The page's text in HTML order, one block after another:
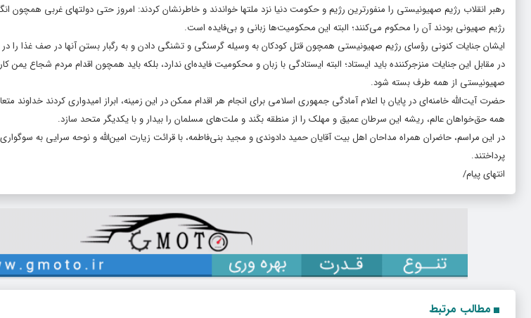
رهبر انقلاب رژیم صهیونیستی را منفورترین رژیم و حکومت دنیا نزد ملتها خواندند و خاطرنشان کردند: امروز حتی دولتهای غربی همچون
رژیم صهیونی بودند آن را محکوم می‌کنند؛ البته این محکومیت‌ها زبانی و بی‌فایده است.
ایشان جنایات کنونی رؤسای رژیم صهیونیستی همچون قتل کودکان به وسیله گرسنگی و تشنگی دادن و به رگبار بستن آنها در صف غذا را در
در مقابل این جنایات منزجرکننده باید ایستاد؛ البته ایستادگی با زبان و محکومیت فایده‌ای ندارد، بلکه باید همچون اقدام مردم شجاع یمن
صهیونیستی از همه طرف بسته شود.
حضرت آیت‌الله خامنه‌ای در پایان با اعلام آمادگی جمهوری اسلامی برای انجام هر اقدام ممکن در این زمینه، ابراز امیدواری کردند خداوند
همه حق‌خواهان عالم، ریشه این سرطان عمیق و مهلک را از منطقه بکَند و ملت‌های مسلمان را بیدار و با یکدیگر متحد سازد.
در این مراسم، حاضران همراه مداحان اهل بیت آقایان حمید دادوندی و مجید بنی‌فاطمه، با قرائت زیارت امین‌الله و نوحه سرایی به
پرداختند.
انتهای پیام/
مطالب مرتبط